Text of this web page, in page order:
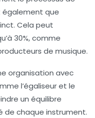
également que
Cela peut
30%, comme
de musique.
organisation avec
l’égaliseur et le
un équilibre
de chaque instrument.